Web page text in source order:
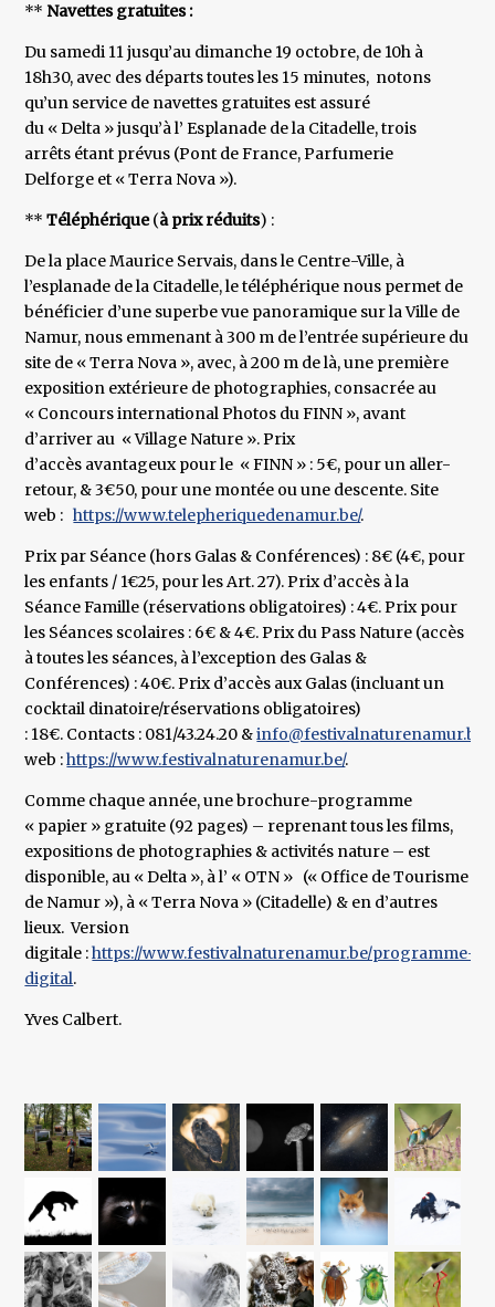
** Navettes gratuites :
Du samedi 11 jusqu’au dimanche 19 octobre, de 10h à
18h30, avec des départs toutes les 15 minutes, notons
qu’un service de navettes gratuites est assuré
du « Delta » jusqu’à l’ Esplanade de la Citadelle, trois
arrêts étant prévus (Pont de France, Parfumerie
Delforge et « Terra Nova »).
** Téléphérique(à prix réduits) :
De la place Maurice Servais, dans le Centre-Ville, à
l’esplanade de la Citadelle, le téléphérique nous permet de
bénéficier d’une superbe vue panoramique sur la Ville de
Namur, nous emmenant à 300 m de l’entrée supérieure du
site de « Terra Nova », avec, à 200 m de là, une première
exposition extérieure de photographies, consacrée au
« Concours international Photos du FINN », avant
d’arriver au « Village Nature ». Prix
d’accès avantageux pour le « FINN » : 5€, pour un aller-
retour, & 3€50, pour une montée ou une descente. Site
web :https://www.telepheriquedenamur.be/.
Prix par Séance (hors Galas & Conférences) : 8€ (4€, pour
les enfants / 1€25, pour les Art. 27). Prix d’accès à la
Séance Famille (réservations obligatoires) : 4€. Prix pour
les Séances scolaires : 6€ & 4€. Prix du Pass Nature (accès
à toutes les séances, à l’exception des Galas &
Conférences) : 40€. Prix d’accès aux Galas (incluant un
cocktail dinatoire/réservations obligatoires)
: 18€. Contacts : 081/43.24.20 &info@festivalnaturenamur.be
web :https://www.festivalnaturenamur.be/.
Comme chaque année, une brochure-programme
« papier » gratuite (92 pages) – reprenant tous les films,
expositions de photographies & activités nature – est
disponible, au « Delta », à l’ « OTN » (« Office de Tourisme
de Namur »), à « Terra Nova » (Citadelle) & en d’autres
lieux. Version
digitale :https://www.festivalnaturenamur.be/programme-
digital.
Yves Calbert.